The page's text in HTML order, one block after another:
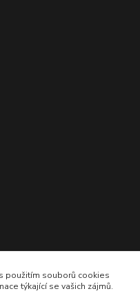
použitím souborů cookies
týkající se vašich zájmů.